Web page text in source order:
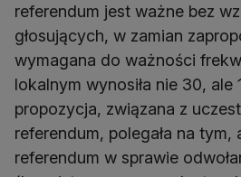
referendum jest ważne bez
głosujących, w zamian
wymagana do ważności
lokalnym wynosiła nie 30, ale
propozycja, związana z
referendum, polegała na tym,
referendum w sprawie